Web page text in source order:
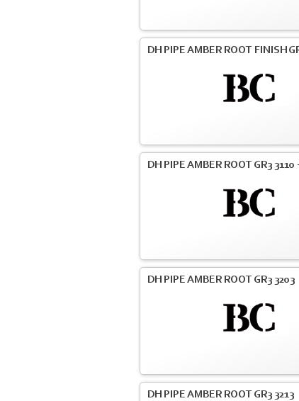
DH PIPE AMBER ROOT FINISH
DH PIPE AMBER ROOT GR3 3110
DH PIPE AMBER ROOT GR3 3203
DH PIPE AMBER ROOT GR3 3213